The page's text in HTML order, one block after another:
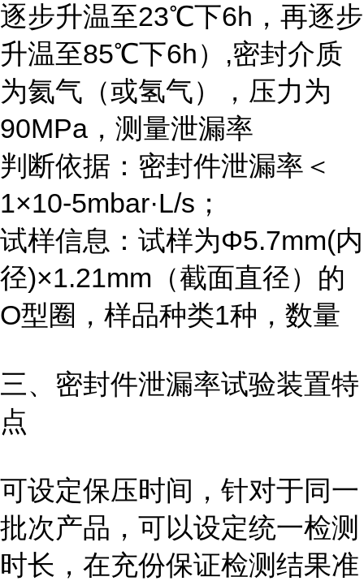
逐步升温至23℃下6h，再逐步
升温至85℃下6h）,密封介质
为氦气（或氢气），压力为
90MPa，测量泄漏率
判断依据：密封件泄漏率＜
1×10-5mbar·L/s；
试样信息：试样为Φ5.7mm(内
径)×1.21mm（截面直径）的
O型圈，样品种类1种，数量
三、 密封件泄漏率试验装置特
点
可设定保压时间，针对于同一
批次产品，可以设定统一检测
时长，在充份保证检测结果准